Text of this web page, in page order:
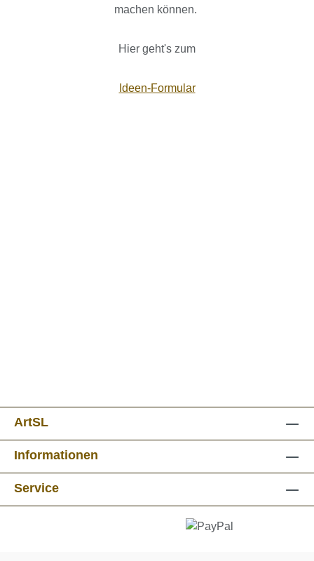
machen können.
Hier geht's zum
Ideen-Formular
ArtSL
Informationen
Service